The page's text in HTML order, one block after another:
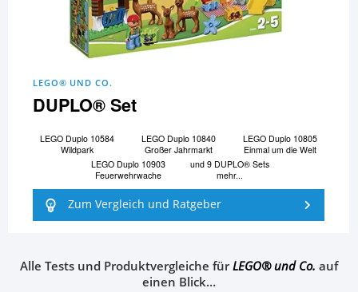
LEGO® UND CO.
DUPLO® Set
LEGO Duplo 10584
Wildpark
LEGO Duplo 10840
Großer Jahrmarkt
LEGO Duplo 10805
Einmal um die Welt
LEGO Duplo 10903
Feuerwehrwache
und 9 DUPLO® Sets
mehr...
Zum Vergleich und Ratgeber
Alle Tests und Produktvergleiche fürLEGO® und Co. auf
einen Blick…